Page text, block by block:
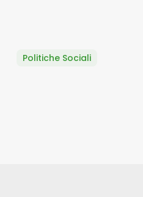
Politiche Sociali